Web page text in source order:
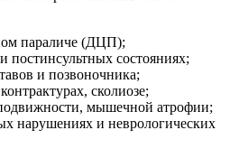
параличе (ДЦП);
постинсультных состояниях;
и позвоночника;
сколиозе;
мышечной атрофии;
нарушениях и неврологических